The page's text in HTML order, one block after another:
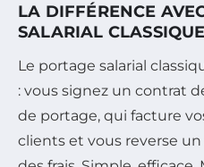
LA DIFFÉRENCE
SALARIAL CLASSIQUE
Le portage salarial
: vous signez un contrat
de portage, qui facture
clients et vous reverse